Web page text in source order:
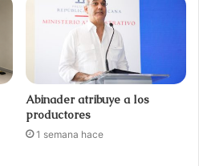
Abinader atribuye a los
productores
1 semana hace